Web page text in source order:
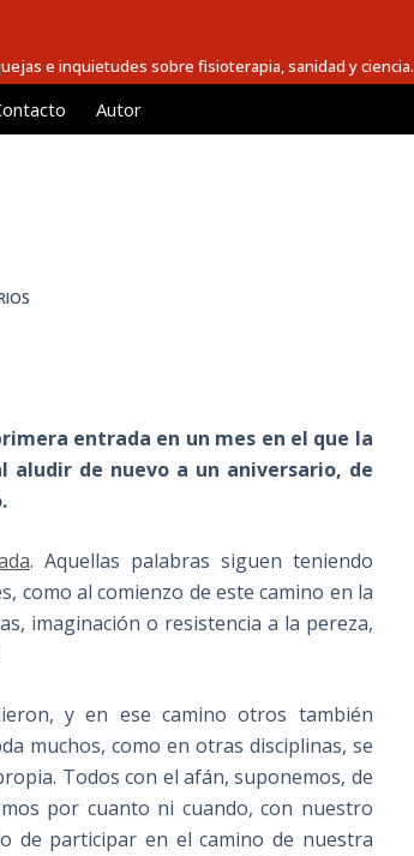
e inquietudes sobre fisioterapia, sanidad y ciencia.
Autor
entrada en un mes en el que la
aludir de nuevo a un aniversario, de
. Aquellas palabras siguen teniendo
como al comienzo de este camino en la
imaginación o resistencia a la pereza,
y en ese camino otros también
muchos, como en otras disciplinas, se
Todos con el afán, suponemos, de
por cuanto ni cuando, con nuestro
de participar en el camino de nuestra